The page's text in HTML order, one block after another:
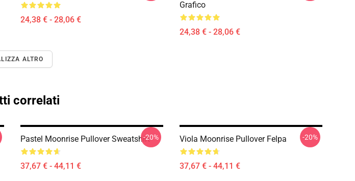
24,38 € - 28,06 €
Grafico
24,38 € - 28,06 €
ALTRO
correlati
Pastel Moonrise Pullover Sweatshirt
37,67 € - 44,11 €
-20% Viola Moonrise Pullover Felpa
37,67 € - 44,11 €
-20%